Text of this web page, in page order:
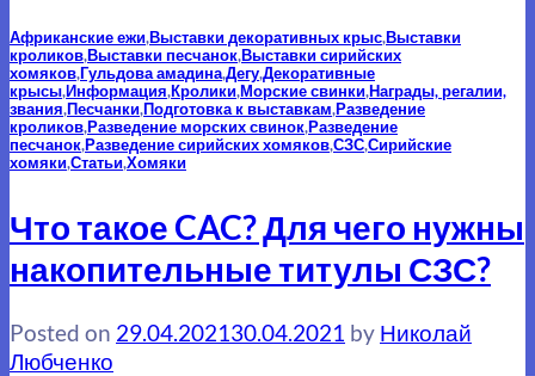
Африканские ежи,Выставки декоративных крыс,Выставки
кроликов,Выставки песчанок,Выставки сирийских
хомяков,Гульдова амадина,Дегу,Декоративные
крысы,Информация,Кролики,Морские свинки,Награды, регалии,
звания,Песчанки,Подготовка к выставкам,Разведение
кроликов,Разведение морских свинок,Разведение
песчанок,Разведение сирийских хомяков,СЗС,Сирийские
хомяки,Статьи,Хомяки
Что такое CAC? Для чего нужны
накопительные титулы СЗС?
Posted on 29.04.202130.04.2021 by Николай
Любченко